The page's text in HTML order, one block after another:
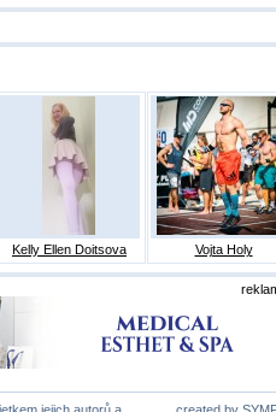
Kelly Ellen Doitsova Vojta Holy